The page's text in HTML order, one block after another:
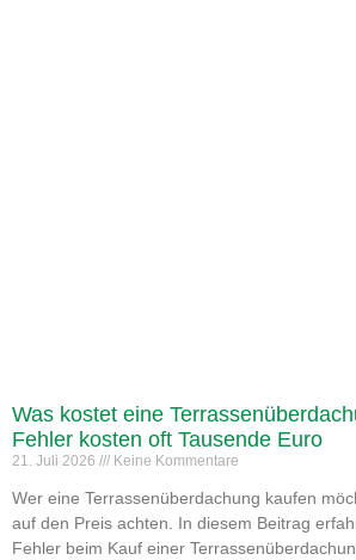
Was kostet eine
Fehler kosten oft Tausende Euro
21. Juli 2026 Keine Kommentare
Wer eine Terrassenüberdachung kaufen
auf den Preis achten. In diesem Beitrag
Fehler beim Kauf einer